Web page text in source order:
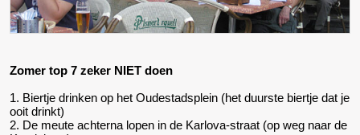
Zomer top 7 zeker NIET doen
1. Biertje drinken op het Oudestadsplein (het duurste biertje dat je
ooit drinkt)
2. De meute achterna lopen in de Karlova-straat (op weg naar de